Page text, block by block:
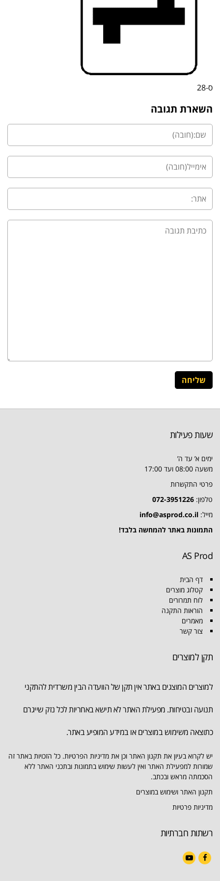
ס-28
השארת תגובה
שעות פעילות
ימים א’ עד ה’
משעה 08:00 ועד 17:00
פרטי התקשרות
טלפון: 072-3951226
מייל: info@asprod.co.il
התמונות באתר להמחשה בלבד!
AS Prod
דף הבית
קטלוג מוצרים
לוח תמרורים
הוראות התקנה
מאמרים
צור קשר
תקן למוצרים
למוצרים המוצגים באתר אין תקן של הוועדה הבין משרדית להתקני
תנועה ובטיחות. מפעילת האתר לא תישא באחריות לכל נזק שייגרם
כתוצאה משימוש במוצרים או במידע המופיע באתר.
יש לקרוא בעיון את תקנון האתר וכן את מדיניות הפרטיות. כל הזכויות באתר זה
שמורות למפעילת האתר ואין לעשות שימוש בתמונות ובתכני האתר ללא
הסכמתה מראש ובכתב.
תקנון האתר ושימוש במוצרים
מדיניות פרטיות
רשתות חברתיות